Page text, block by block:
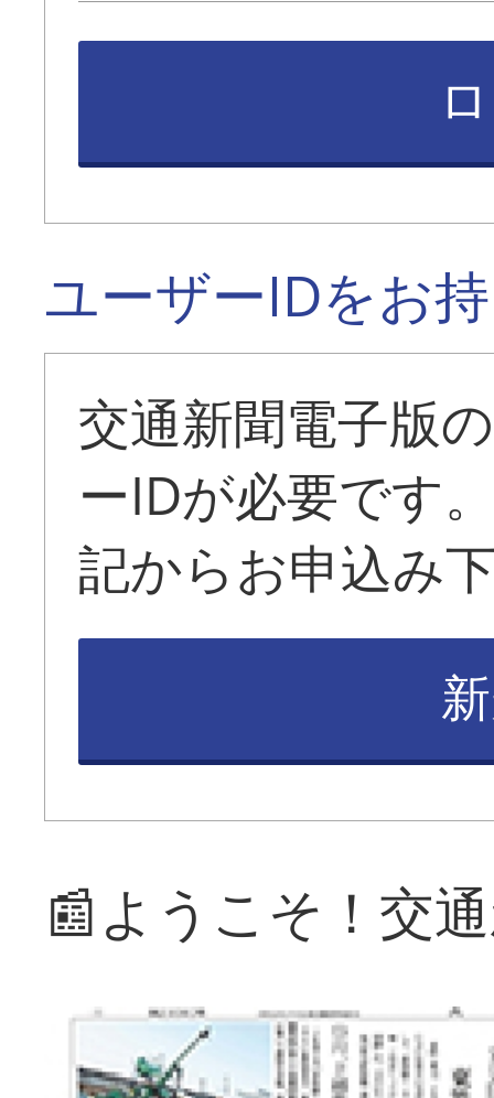
ユーザーIDをお
交通新聞電子版
ーIDが必要です
記からお申込み
📰ようこそ！交